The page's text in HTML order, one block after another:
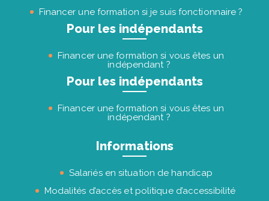
Financer une formation si je suis fonctionnaire ?
Pour les indépendants
Financer une formation si vous êtes un
indépendant ?
Pour les indépendants
Financer une formation si vous êtes un
indépendant ?
Informations
Salariés en situation de handicap
Modalités d’accès et politique d’accessibilité